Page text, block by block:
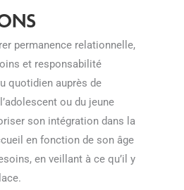
permanence relationnelle,
et responsabilité
quotidien auprès de
l’adolescent ou du jeune
son intégration dans la
en fonction de son âge
en veillant à ce qu’il y